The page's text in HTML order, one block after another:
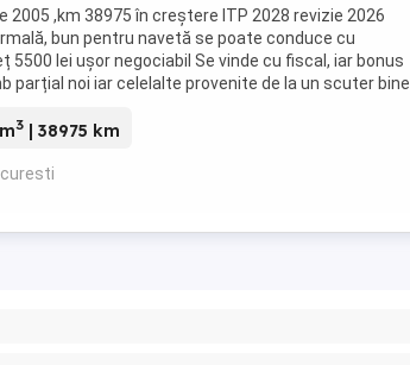
2005 ,km 38975 în creștere ITP 2028 revizie 2026
bun pentru navetă se poate conduce cu
5500 lei ușor negociabil Se vinde cu fiscal, iar bonus
parțial noi iar celelalte provenite de la un scuter bine
3 | 38975 km